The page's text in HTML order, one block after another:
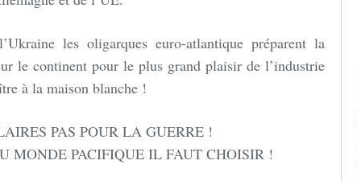
les oligarques euro-atlantique préparent la
le continent pour le plus grand plaisir de l’industrie
à la maison blanche !
PAS POUR LA GUERRE !
MONDE PACIFIQUE IL FAUT CHOISIR !